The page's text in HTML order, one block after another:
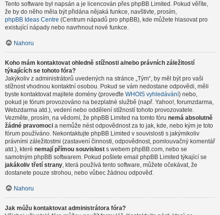
Tento software byl napsán a je licencován přes phpBB Limited. Pokud věříte,
že by do něho měla být přidána nějaká funkce, navštivte, prosím,
phpBB Ideas Centre (Centrum nápadů pro phpBB), kde můžete hlasovat pro
existující nápady nebo navrhnout nové funkce.
Nahoru
Koho mám kontaktovat ohledně stížnosti a/nebo právních záležitostí
týkajících se tohoto fóra?
Jakýkoliv z administrátorů uvedených na stránce „Tým“, by měl být pro vaši
stížnost vhodnou kontaktní osobou. Pokud se vám nedostane odpovědi, měli
byste kontaktovat majitele domény (proveďte WHOIS vyhledávání) nebo,
pokud je fórum provozováno na bezplatné službě (např. Yahoo!, forumzdarma,
Webzdarma atd.), vedení nebo oddělení stížností tohoto provozovatele.
Vezměte, prosím, na vědomí, že phpBB Limited na tomto fóru nemá absolutně
žádné pravomoci a nemůže nést odpovědnost za to jak, kde, nebo kým je toto
fórum používáno. Nekontaktujte phpBB Limited v souvislosti s jakýmikoliv
právními záležitostmi (zastavení činnosti, odpovědnost, pomlouvačný komentář
atd.), které nemají přímou souvislost s webem phpBB.com, nebo se
samotným phpBB softwarem. Pokud pošlete email phpBB Limited týkající se
jakákoliv třetí strany, která používá tento software, můžete očekávat, že
dostanete pouze strohou, nebo vůbec žádnou odpověď.
Nahoru
Jak můžu kontaktovat administrátora fóra?